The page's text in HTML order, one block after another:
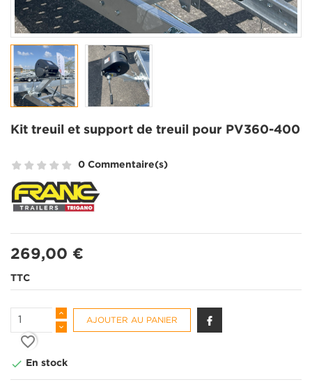
Kit treuil et support de treuil pour PV360-400
0 Commentaire(s)
269,00 €
TTC
AJOUTER AU PANIER
favorite_border
 En stock